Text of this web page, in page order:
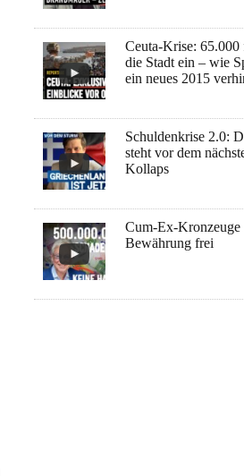
Ceuta-Krise: 65.000
die Stadt ein – wie
ein neues 2015
Schuldenkrise 2.0:
steht vor dem
Kollaps
Cum-Ex-Kronzeuge
Bewährung frei